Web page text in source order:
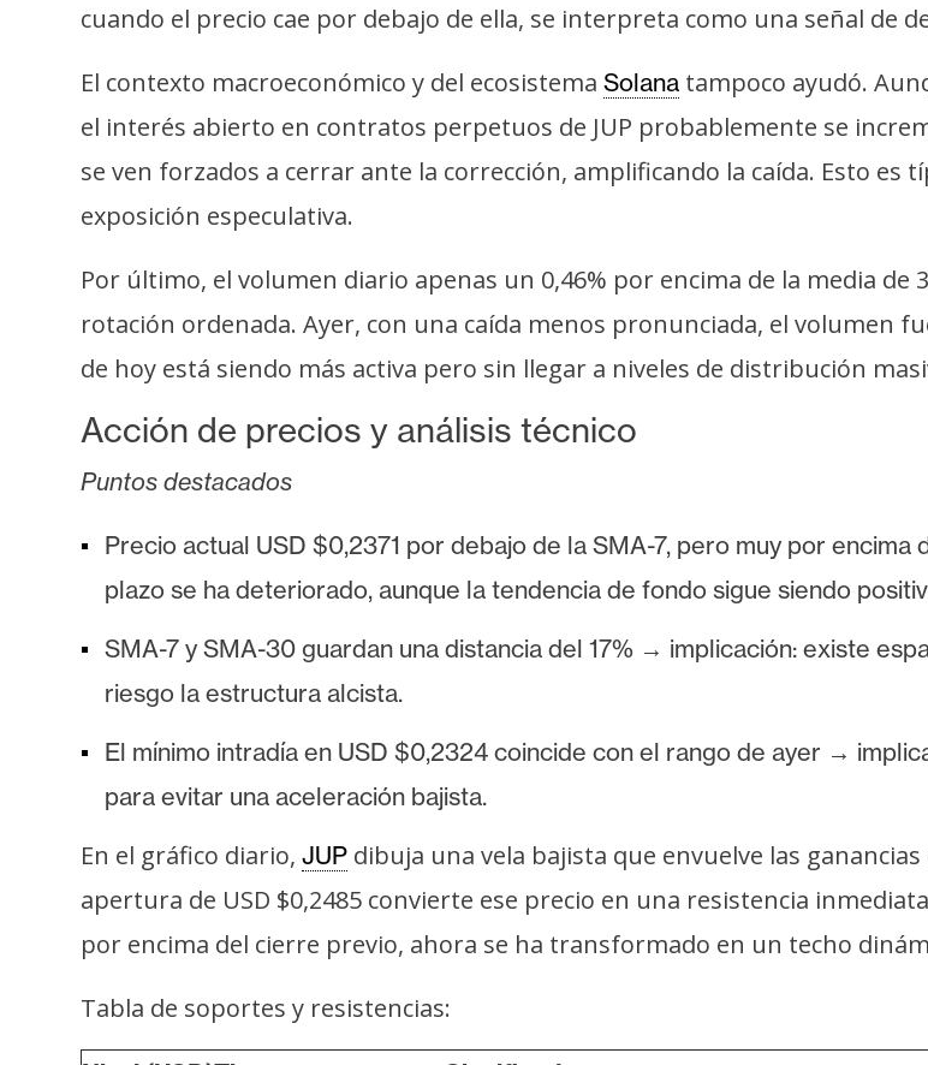
c
d
a
cuando el precio cae por debajo de ella, se interpreta como una señal de
El contexto macroeconómico y del ecosistema Solana tampoco ayudó.
el interés abierto en contratos perpetuos de JUP probablemente se
se ven forzados a cerrar ante la corrección, amplificando la caída. Esto es
exposición especulativa.
Por último, el volumen diario apenas un 0,46% por encima de la media de
rotación ordenada. Ayer, con una caída menos pronunciada, el volumen
de hoy está siendo más activa pero sin llegar a niveles de distribución
Acción de precios y análisis técnico
Puntos destacados
Precio actual USD $0,2371 por debajo de la SMA-7, pero muy por
plazo se ha deteriorado, aunque la tendencia de fondo sigue siendo
SMA-7 y SMA-30 guardan una distancia del 17% → implicación: existe
riesgo la estructura alcista.
El mínimo intradía en USD $0,2324 coincide con el rango de ayer →
para evitar una aceleración bajista.
En el gráfico diario, JUP dibuja una vela bajista que envuelve las
apertura de USD $0,2485 convierte ese precio en una resistencia
por encima del cierre previo, ahora se ha transformado en un techo
Tabla de soportes y resistencias: